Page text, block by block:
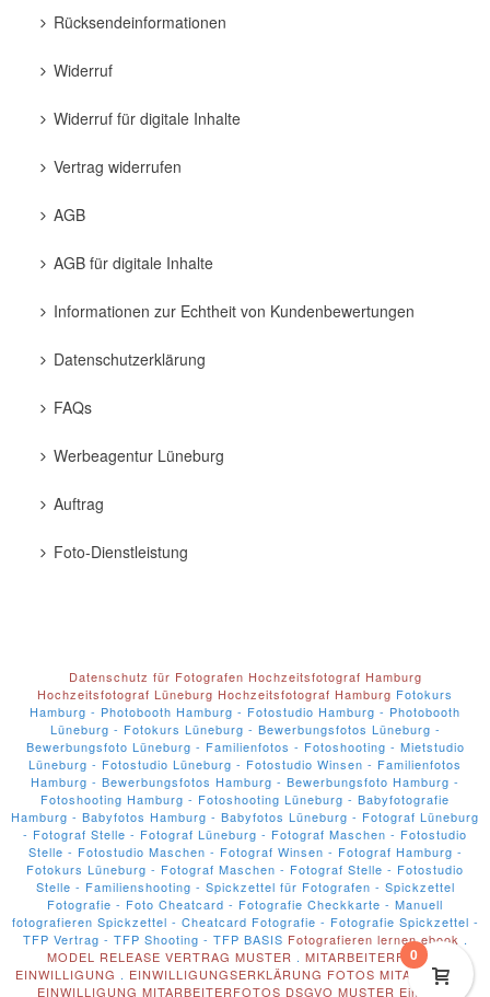
Rücksendeinformationen
Widerruf
Widerruf für digitale Inhalte
Vertrag widerrufen
AGB
AGB für digitale Inhalte
Informationen zur Echtheit von Kundenbewertungen
Datenschutzerklärung
FAQs
Werbeagentur Lüneburg
Auftrag
Foto-Dienstleistung
Datenschutz für Fotografen Hochzeitsfotograf Hamburg
Hochzeitsfotograf Lüneburg Hochzeitsfotograf Hamburg Fotokurs
Hamburg - Photobooth Hamburg - Fotostudio Hamburg - Photobooth
Lüneburg - Fotokurs Lüneburg - Bewerbungsfotos Lüneburg -
Bewerbungsfoto Lüneburg - Familienfotos - Fotoshooting - Mietstudio
Lüneburg - Fotostudio Lüneburg - Fotostudio Winsen - Familienfotos
Hamburg - Bewerbungsfotos Hamburg - Bewerbungsfoto Hamburg -
Fotoshooting Hamburg - Fotoshooting Lüneburg - Babyfotografie
Hamburg - Babyfotos Hamburg - Babyfotos Lüneburg - Fotograf Lüneburg
- Fotograf Stelle - Fotograf Lüneburg - Fotograf Maschen - Fotostudio
Stelle - Fotostudio Maschen - Fotograf Winsen - Fotograf Hamburg -
Fotokurs Lüneburg - Fotograf Maschen - Fotograf Stelle - Fotostudio
Stelle - Familienshooting - Spickzettel für Fotografen - Spickzettel
Fotografie - Foto Cheatcard - Fotografie Checkkarte - Manuell
fotografieren Spickzettel - Cheatcard Fotografie - Fotografie Spickzettel -
TFP Vertrag - TFP Shooting - TFP BASIS Fotografieren lernen ebook .
MODEL RELEASE VERTRAG MUSTER . MITARBEITERFOTOS
EINWILLIGUNG . EINWILLIGUNGSERKLÄRUNG FOTOS MITARBEITER
EINWILLIGUNG MITARBEITERFOTOS DSGVO MUSTER Einsätze
0